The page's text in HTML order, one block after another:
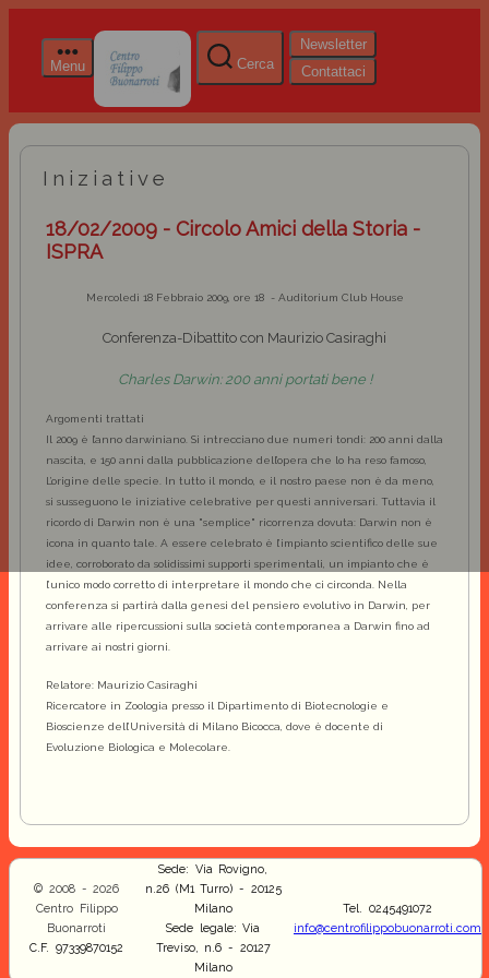
Menu Cerca
Newsletter
Contattaci
Iniziative
18/02/2009 - Circolo Amici della Storia -
ISPRA
Mercoledì 18 Febbraio 2009, ore 18 - Auditorium Club House
Conferenza-Dibattito con Maurizio Casiraghi
Charles Darwin: 200 anni portati bene !
Argomenti trattati
Il 2009 è l’anno darwiniano. Si intrecciano due numeri tondi: 200 anni dalla
nascita, e 150 anni dalla pubblicazione dell’opera che lo ha reso famoso,
L’origine delle specie. In tutto il mondo, e il nostro paese non è da meno,
si susseguono le iniziative celebrative per questi anniversari. Tuttavia il
ricordo di Darwin non è una "semplice" ricorrenza dovuta: Darwin non è
icona in quanto tale. A essere celebrato è l’impianto scientifico delle sue
idee, corroborato da solidissimi supporti sperimentali, un impianto che è
l’unico modo corretto di interpretare il mondo che ci circonda. Nella
conferenza si partirà dalla genesi del pensiero evolutivo in Darwin, per
arrivare alle ripercussioni sulla società contemporanea a Darwin fino ad
arrivare ai nostri giorni.
Relatore: Maurizio Casiraghi
Ricercatore in Zoologia presso il Dipartimento di Biotecnologie e
Bioscienze dell’Università di Milano Bicocca, dove è docente di
Evoluzione Biologica e Molecolare.
© 2008 - 2026
Centro Filippo
Buonarroti
C.F. 97339870152
Sede: Via Rovigno,
n.26 (M1 Turro) - 20125
Milano
Sede legale: Via
Treviso, n.6 - 20127
Milano
Tel. 0245491072
info@centrofilippobuonarroti.com